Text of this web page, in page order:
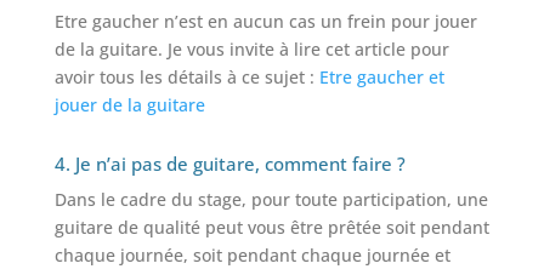
Etre gaucher n’est en aucun cas un frein pour jouer
de la guitare. Je vous invite à lire cet article pour
avoir tous les détails à ce sujet : Etre gaucher et
jouer de la guitare
4. Je n’ai pas de guitare, comment faire ?
Dans le cadre du stage, pour toute participation, une
guitare de qualité peut vous être prêtée soit pendant
chaque journée, soit pendant chaque journée et